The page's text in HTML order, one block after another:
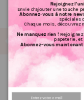
Réf 126 Feuille
pour Bullet Journal
ésotérisme
Rejoignez
Envie d’ajouter une touche
Abonnez-vous à notre
spéciales
Chaque mois, découvrez
Ne manquez rien !Rejoignez
papeterie,
Abonnez-vous maintenant